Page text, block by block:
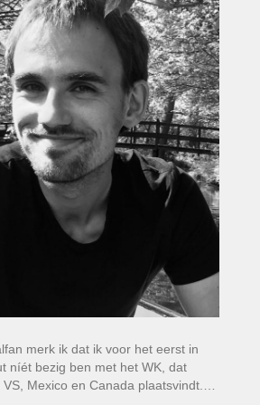
merk ik dat ik voor het eerst in
níét bezig ben met het WK, dat
Mexico en Canada plaatsvindt.…